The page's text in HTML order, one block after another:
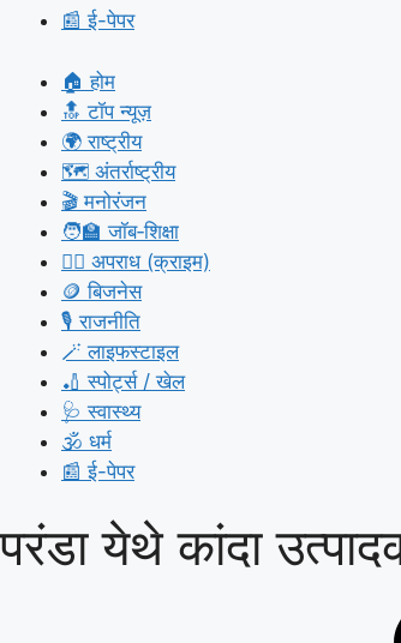
📰 ई-पेपर
🏠 होम
🔝 टॉप न्यूज़
🌍 राष्ट्रीय
🗺️ अंतर्राष्ट्रीय
🎬 मनोरंजन
🧑‍🏫 जॉब‑शिक्षा
🕵️‍♀️ अपराध (क्राइम)
🪙 बिजनेस
🎙️ राजनीति
🪄 लाइफस्टाइल
🏏 स्पोर्ट्स / खेल
🩺 स्वास्थ्य
🕉️ धर्म
📰 ई-पेपर
परंडा येथे कांदा